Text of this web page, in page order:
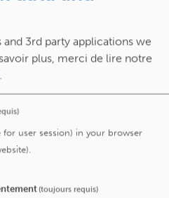
ou en continu si la
en chambre
entre 15h et
intensives (CVI
cardiaques)
18h00 à 19h30
3rd party applications we
plus, merci de lire notre
.
for user session) in your browser
(toujours requis)